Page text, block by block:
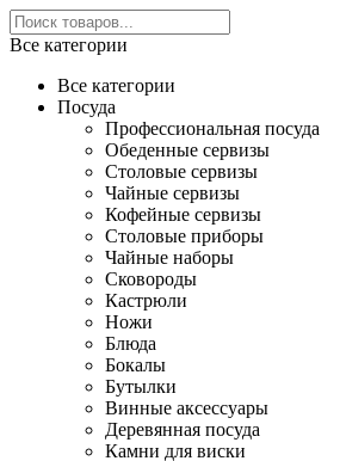
Все категории
Все категории
Посуда
Профессиональная посуда
Обеденные сервизы
Столовые сервизы
Чайные сервизы
Кофейные сервизы
Столовые приборы
Чайные наборы
Сковороды
Кастрюли
Ножи
Блюда
Бокалы
Бутылки
Винные аксессуары
Деревянная посуда
Камни для виски